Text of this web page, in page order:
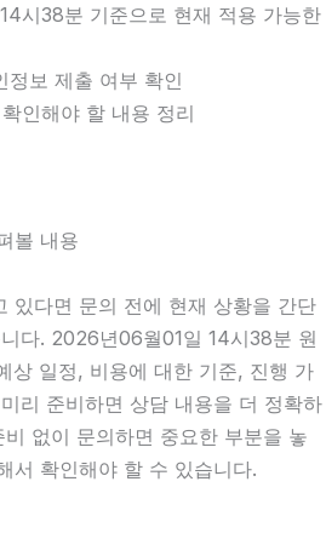
시38분 기준으로 현재 적용 가능한
정보 제출 여부 확인
인해야 할 내용 정리
볼 내용
있다면 문의 전에 현재 상황을 간단
다. 2026년06월01일 14시38분 원
상 일정, 비용에 대한 기준, 진행 가
리 준비하면 상담 내용을 더 정확하
없이 문의하면 중요한 부분을 놓
서 확인해야 할 수 있습니다.